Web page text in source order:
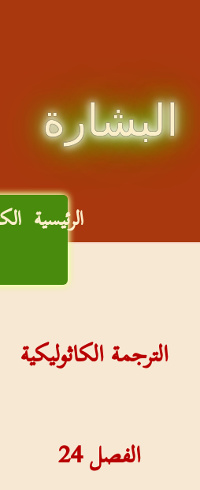
البشارة
الرئيسية
الترجمة الكاثوليكية
الفصل24